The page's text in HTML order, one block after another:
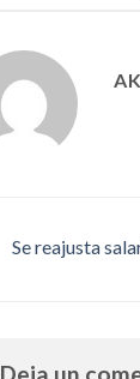
Se reajusta
Deja un